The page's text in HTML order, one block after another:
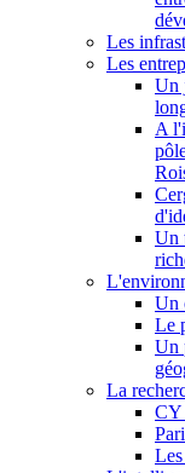
Les
Les
Un
A
Un
Un
Le
Un
La
CY